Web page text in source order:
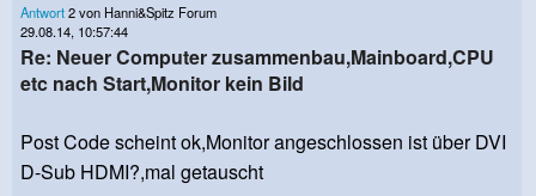
Antwort2 von Hanni&Spitz Forum
29.08.14, 10:57:44
Re: Neuer Computer zusammenbau,Mainboard,CPU
etc nach Start,Monitor kein Bild
Post Code scheint ok,Monitor angeschlossen ist über DVI
D-Sub HDMI?,mal getauscht